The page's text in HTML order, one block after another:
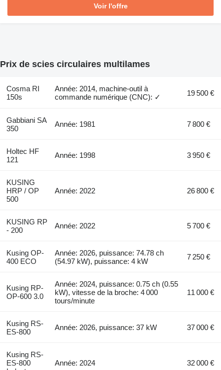
Voir l'offre
Prix de scies circulaires multilames
Cosma RI
150s
Année: 2014, machine-outil à
commande numérique (CNC): ✓
19 500 €
Gabbiani SA
350
Année: 1981 7 800 €
Holtec HF
121
Année: 1998 3 950 €
KUSING
HRP / OP
500
Année: 2022 26 800 €
KUSING RP
- 200
Année: 2022 5 700 €
Kusing OP-
400 ECO
Année: 2026, puissance: 74.78 ch
(54.97 kW), puissance: 4 kW
7 250 €
Kusing RP-
OP-600 3.0
Année: 2024, puissance: 0.75 ch (0.55
kW), vitesse de la broche: 4 000
tours/minute
11 000 €
Kusing RS-
ES-800
Année: 2026, puissance: 37 kW 37 000 €
Kusing RS-
ES-800
Année: 2024 32 000 €